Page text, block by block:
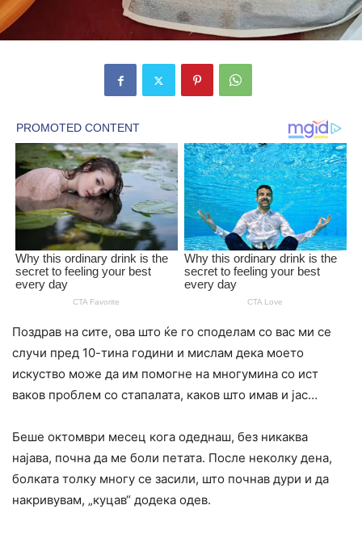
Поздрав на сите, ова што ќе го споделам со вас ми се
случи пред 10-тина години и мислам дека моето
искуство може да им помогне на многумина со ист
ваков проблем со стапалата, каков што имав и јас…
Беше октомври месец кога одеднаш, без никаква
најава, почна да ме боли петата. После неколку дена,
болката толку многу се засили, што почнав дури и да
накривувам, „куцав“ додека одев.